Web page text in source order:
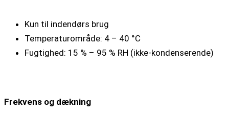
Kun til indendørs brug
Temperaturområde: 4 – 40 °C
Fugtighed: 15 % – 95 % RH (ikke-kondenserende)
Frekvens og dækning